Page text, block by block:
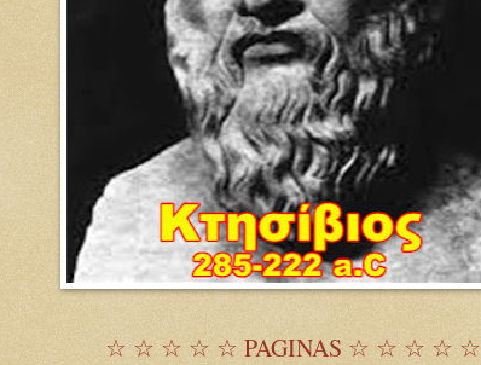
☆ ☆ ☆ ☆ ☆ PAGINAS ☆ ☆ ☆ ☆ ☆